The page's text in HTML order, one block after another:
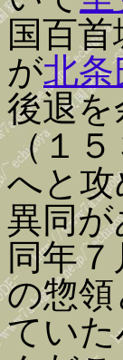
国百
が北条
後退
（１
へと
異同
同年
の惣
てい